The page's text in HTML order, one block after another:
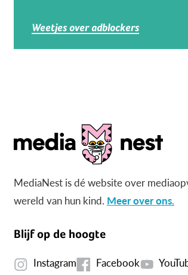
Weetjes over adblockers
MediaNest is dé website over
wereld van hun kind. Meer over ons.
Blijf op de hoogte
Instagram Facebook